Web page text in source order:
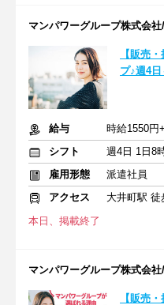
マンパワーグループ株式会社
【販売
プ♪週4
給与
時給1550円
シフト
週4日 1日8
雇用形態
派遣社員
アクセス
大井町駅 徒
本日、掲載終了
マンパワーグループ株式会社
【販売